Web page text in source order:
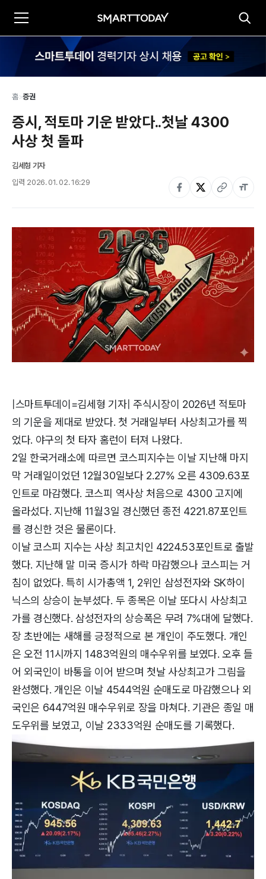
홈>증권
증시, 적토마 기운 받았다..첫날 4300
사상 첫 돌파
김세형 기자
입력 2026. 01. 02. 16:29
|스마트투데이=김세형 기자| 주식시장이 2026년 적토마
의 기운을 제대로 받았다. 첫 거래일부터 사상최고가를 찍
었다. 야구의 첫 타자 홈런이 터져 나왔다.
2일 한국거래소에 따르면 코스피지수는 이날 지난해 마지
막 거래일이었던 12월30일보다 2.27% 오른 4309.63포
인트로 마감했다. 코스피 역사상 처음으로 4300 고지에
올라섰다. 지난해 11월3일 경신했던 종전 4221.87포인트
를 경신한 것은 물론이다.
이날 코스피 지수는 사상 최고치인 4224.53포인트로 출발
했다. 지난해 말 미국 증시가 하락 마감했으나 코스피는 거
침이 없었다. 특히 시가총액 1, 2위인 삼성전자와 SK하이
닉스의 상승이 눈부셨다. 두 종목은 이날 또다시 사상최고
가를 경신했다. 삼성전자의 상승폭은 무려 7%대에 달했다.
장 초반에는 새해를 긍정적으로 본 개인이 주도했다. 개인
은 오전 11시까지 1483억원의 매수우위를 보였다. 오후 들
어 외국인이 바통을 이어 받으며 첫날 사상최고가 그림을
완성했다. 개인은 이날 4544억원 순매도로 마감했으나 외
국인은 6447억원 매수우위로 장을 마쳐다. 기관은 종일 매
도우위를 보였고, 이날 2333억원 순매도를 기록했다.